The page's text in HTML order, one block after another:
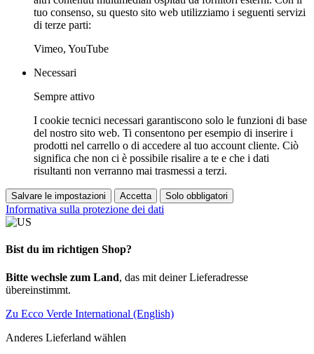
tuo consenso, su questo sito web utilizziamo i seguenti servizi
di terze parti:
Vimeo, YouTube
Necessari
Sempre attivo
I cookie tecnici necessari garantiscono solo le funzioni di base
del nostro sito web. Ti consentono per esempio di inserire i
prodotti nel carrello o di accedere al tuo account cliente. Ciò
significa che non ci è possibile risalire a te e che i dati
risultanti non verranno mai trasmessi a terzi.
Salvare le impostazioni Accetta Solo obbligatori
Informativa sulla protezione dei dati
Bist du im richtigen Shop?
Bitte wechsle zum Land, das mit deiner Lieferadresse
übereinstimmt.
Zu Ecco Verde International (English)
Anderes Lieferland wählen